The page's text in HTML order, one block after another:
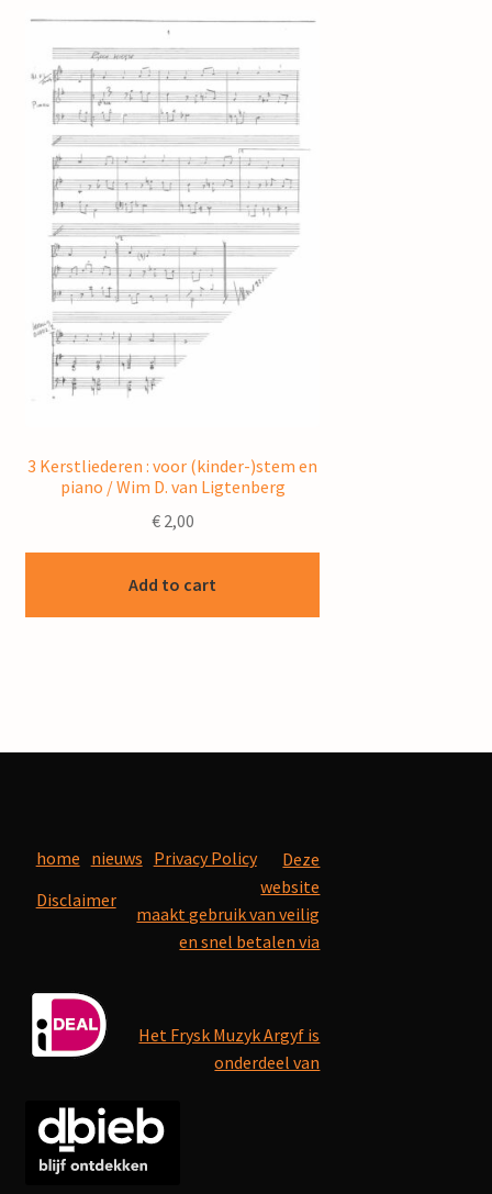
3 Kerstliederen : voor (kinder-)stem en
piano / Wim D. van Ligtenberg
€2,00
Add to cart
home nieuws Privacy Policy
Disclaimer
Deze
website
maakt gebruik van veilig
en snel betalen via
Het Frysk Muzyk Argyf is
onderdeel van